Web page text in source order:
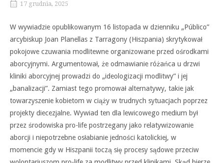
17 grudnia, 2025
W wywiadzie opublikowanym 16 listopada w dzienniku „Público”
arcybiskup Joan Planellas z Tarragony (Hiszpania) skrytykował
pokojowe czuwania modlitewne organizowane przed ośrodkami
aborcyjnymi. Argumentował, że odmawianie różańca u drzwi
kliniki aborcyjnej prowadzi do „ideologizacji modlitwy” i jej
„banalizacji”. Zamiast tego promował alternatywy, takie jak
towarzyszenie kobietom w ciąży w trudnych sytuacjach poprzez
projekty diecezjalne. Wywiad ten dla lewicowego medium był
przez środowiska pro-life postrzegany jako relatywizowanie
aborcji i niepotrzebne osłabianie jedności katolickiej, w
momencie gdy w Hiszpanii toczą się procesy sądowe przeciw